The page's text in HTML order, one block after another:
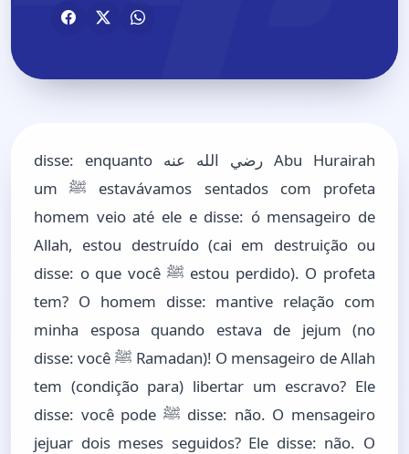
Abu Hurairah رضي الله عنه disse: enquanto
estavávamos sentados com profeta ﷺ um
homem veio até ele e disse: ó mensageiro de
Allah, estou destruído (cai em destruição ou
estou perdido). O profeta ﷺ disse: o que você
tem? O homem disse: mantive relação com
minha esposa quando estava de jejum (no
Ramadan)! O mensageiro de Allah ﷺ disse: você
tem (condição para) libertar um escravo? Ele
disse: não. O mensageiro ﷺ disse: você pode
jejuar dois meses seguidos? Ele disse: não. O